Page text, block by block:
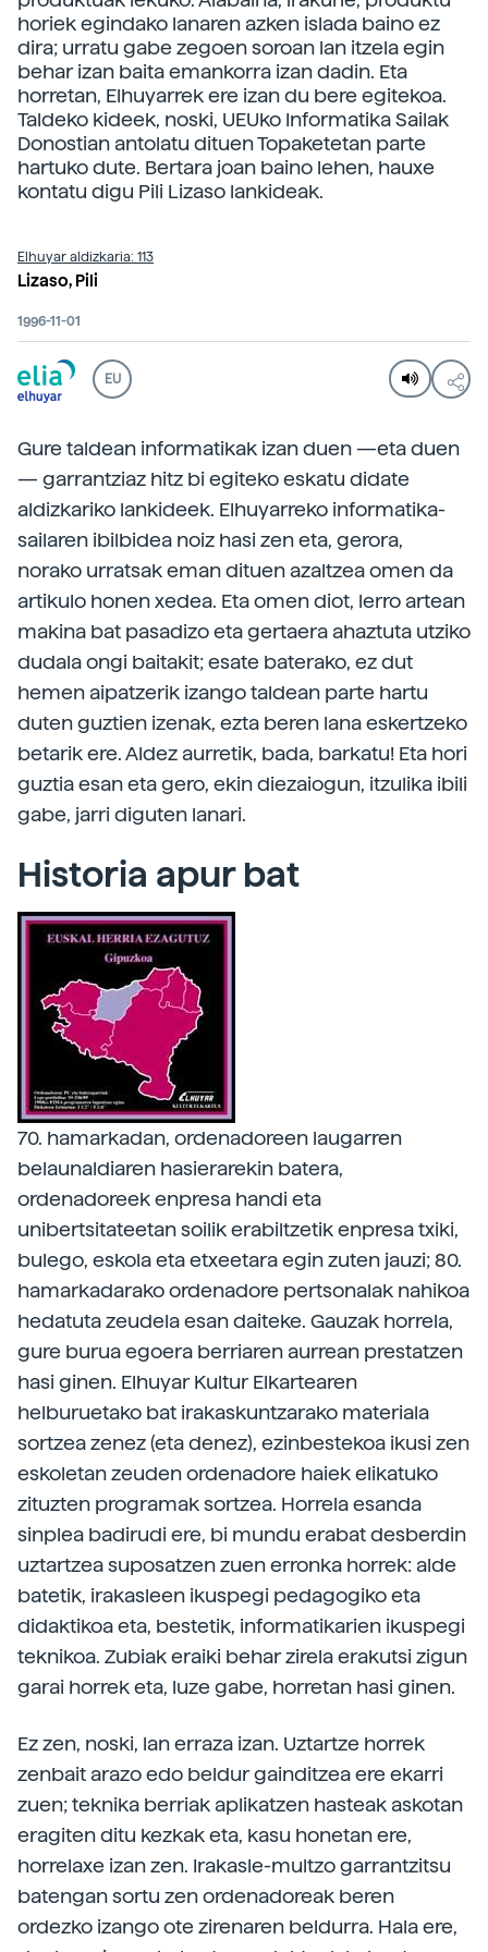
horiek egindako lanaren azken islada baino ez
dira; urratu gabe zegoen soroan lan itzela egin
behar izan baita emankorra izan dadin. Eta
horretan, Elhuyarrek ere izan du bere egitekoa.
Taldeko kideek, noski, UEUko Informatika Sailak
Donostian antolatu dituen Topaketetan parte
hartuko dute. Bertara joan baino lehen, hauxe
kontatu digu Pili Lizaso lankideak.
Elhuyar aldizkaria: 113
Lizaso, Pili
1996-11-01
EU
Gure taldean informatikak izan duen —eta duen
— garrantziaz hitz bi egiteko eskatu didate
aldizkariko lankideek. Elhuyarreko informatika-
sailaren ibilbidea noiz hasi zen eta, gerora,
norako urratsak eman dituen azaltzea omen da
artikulo honen xedea. Eta omen diot, lerro artean
makina bat pasadizo eta gertaera ahaztuta utziko
dudala ongi baitakit; esate baterako, ez dut
hemen aipatzerik izango taldean parte hartu
duten guztien izenak, ezta beren lana eskertzeko
betarik ere. Aldez aurretik, bada, barkatu! Eta hori
guztia esan eta gero, ekin diezaiogun, itzulika ibili
gabe, jarri diguten lanari.
Historia apur bat
70. hamarkadan, ordenadoreen laugarren
belaunaldiaren hasierarekin batera,
ordenadoreek enpresa handi eta
unibertsitateetan soilik erabiltzetik enpresa txiki,
bulego, eskola eta etxeetara egin zuten jauzi; 80.
hamarkadarako ordenadore pertsonalak nahikoa
hedatuta zeudela esan daiteke. Gauzak horrela,
gure burua egoera berriaren aurrean prestatzen
hasi ginen. Elhuyar Kultur Elkartearen
helburuetako bat irakaskuntzarako materiala
sortzea zenez (eta denez), ezinbestekoa ikusi zen
eskoletan zeuden ordenadore haiek elikatuko
zituzten programak sortzea. Horrela esanda
sinplea badirudi ere, bi mundu erabat desberdin
uztartzea suposatzen zuen erronka horrek: alde
batetik, irakasleen ikuspegi pedagogiko eta
didaktikoa eta, bestetik, informatikarien ikuspegi
teknikoa. Zubiak eraiki behar zirela erakutsi zigun
garai horrek eta, luze gabe, horretan hasi ginen.
Ez zen, noski, lan erraza izan. Uztartze horrek
zenbait arazo edo beldur gainditzea ere ekarri
zuen; teknika berriak aplikatzen hasteak askotan
eragiten ditu kezkak eta, kasu honetan ere,
horrelaxe izan zen. Irakasle-multzo garrantzitsu
batengan sortu zen ordenadoreak beren
ordezko izango ote zirenaren beldurra. Hala ere,